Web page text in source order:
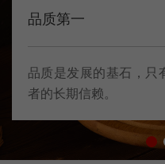
品质第一
品质是发展的基石，只
者的长期信赖。